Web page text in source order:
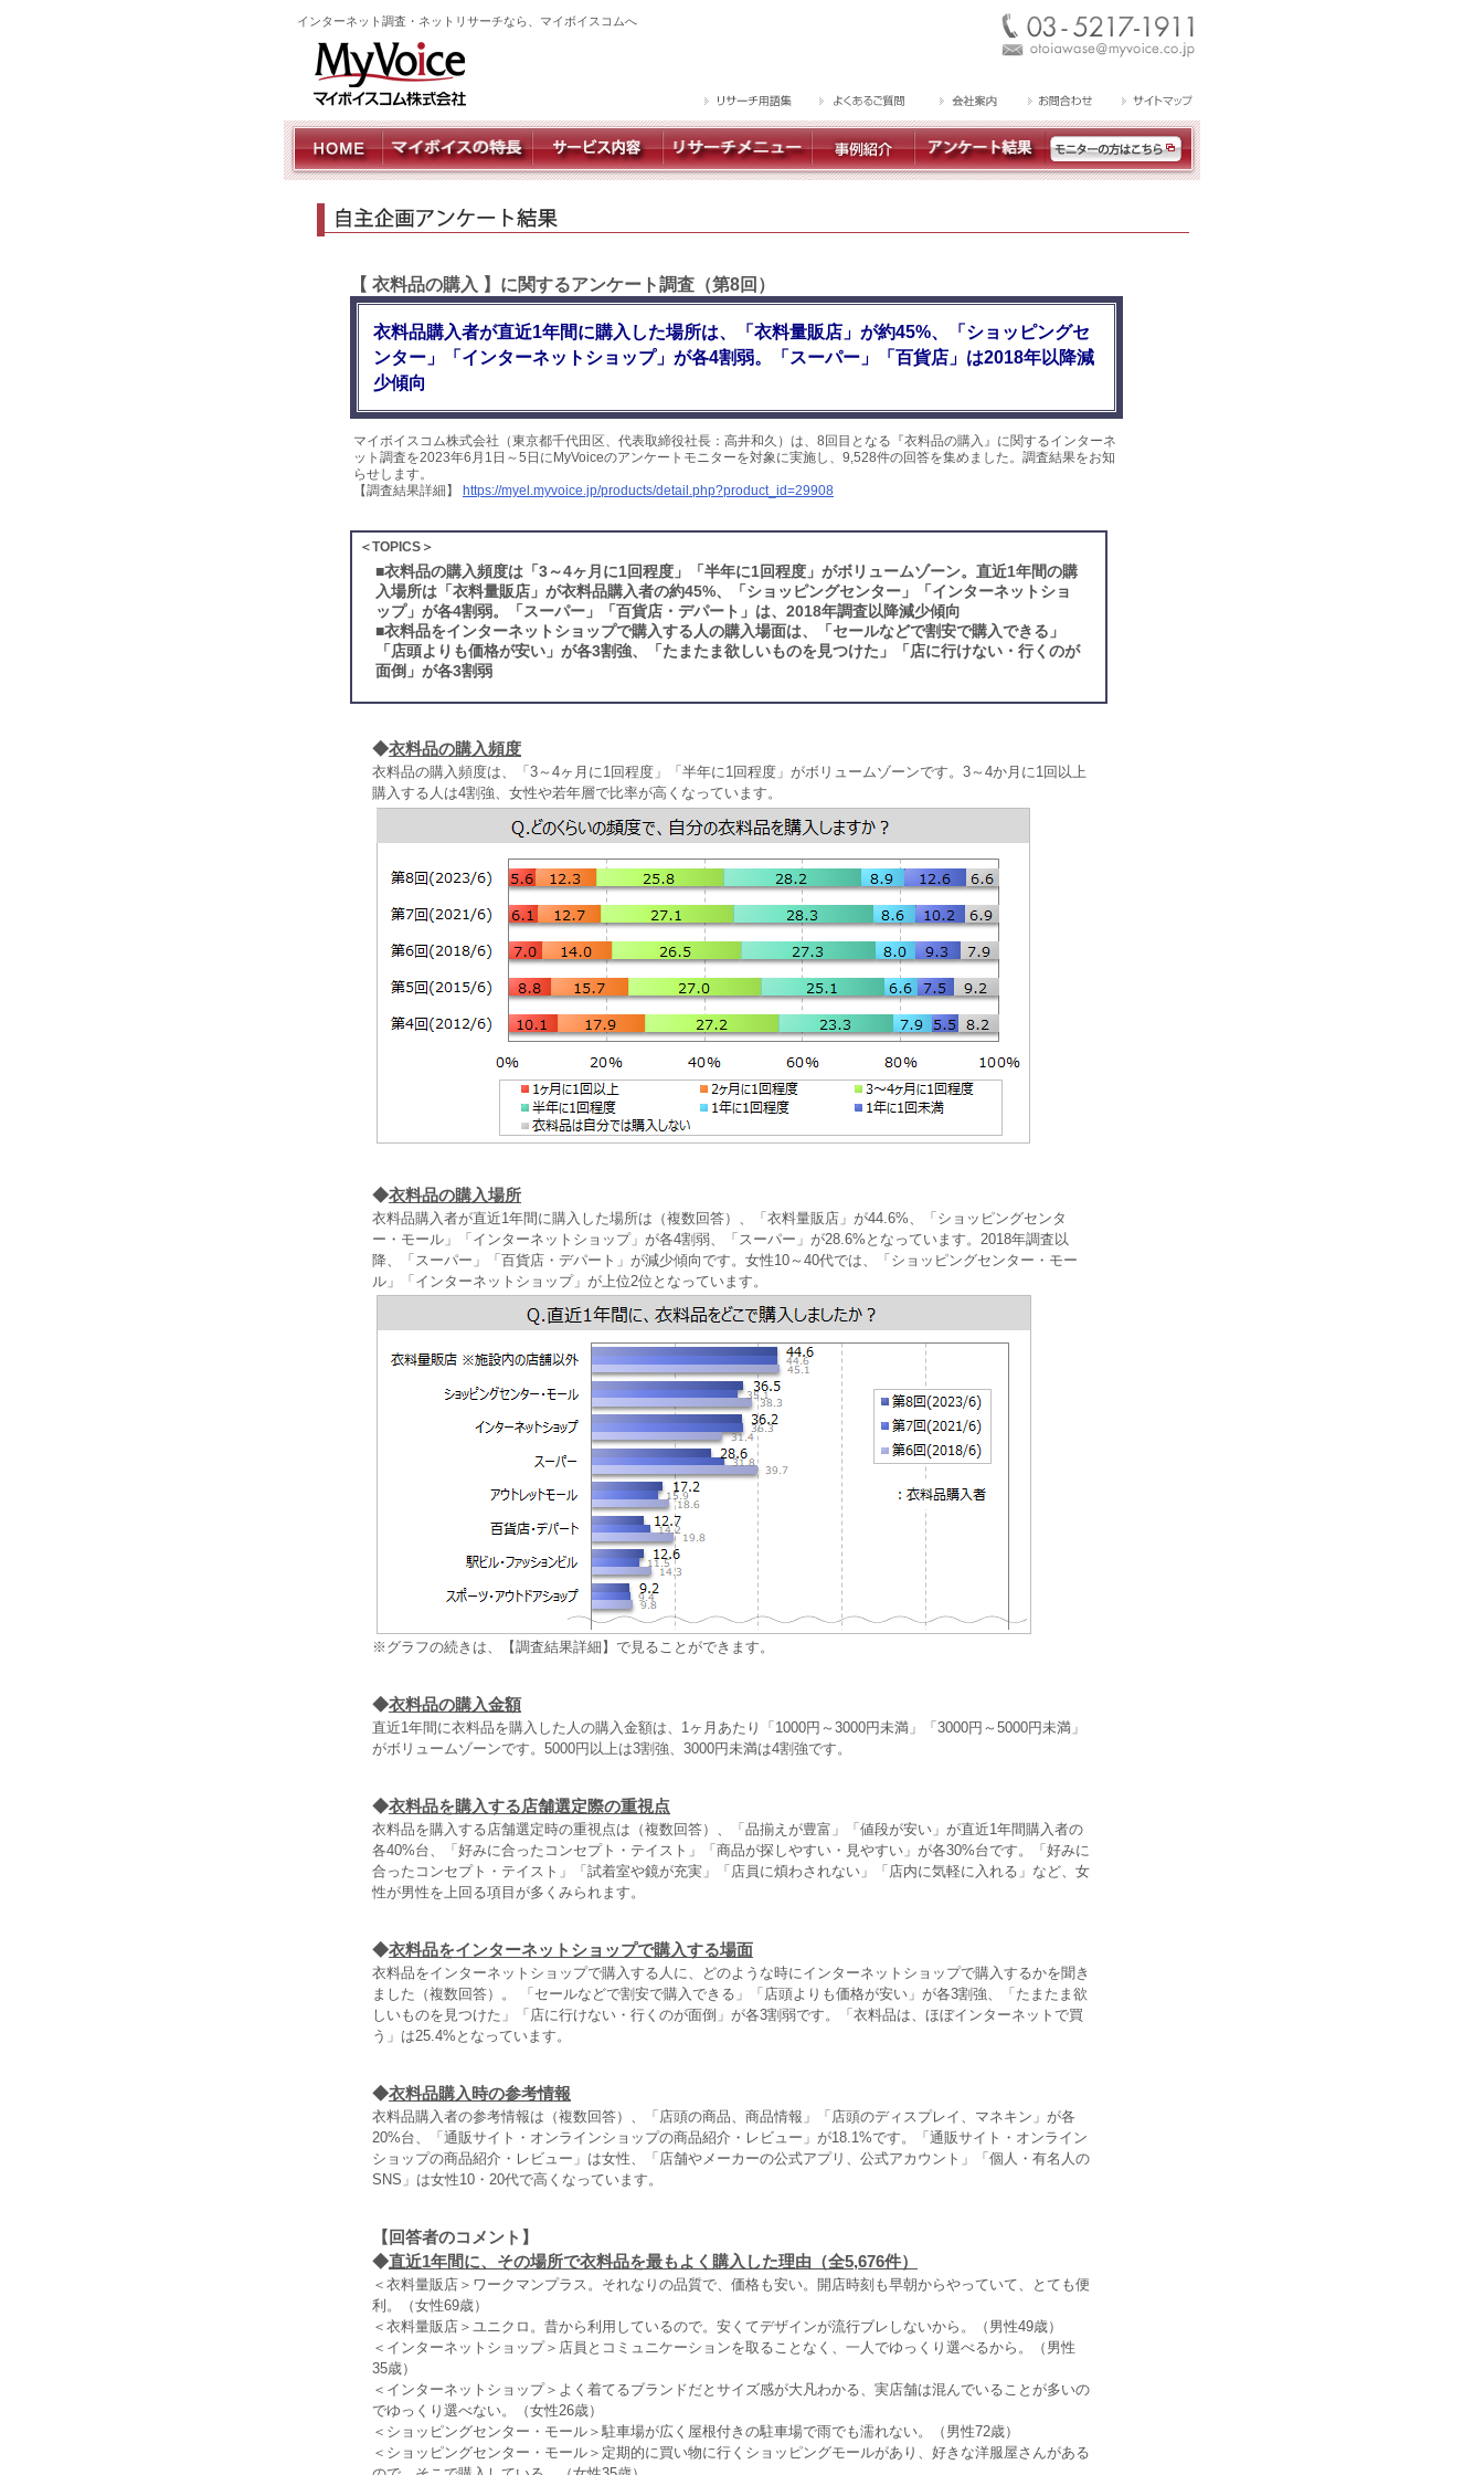
インターネット調査・ネットリサーチなら、マイボイスコムへ
【 衣料品の購入 】に関するアンケート調査（第8回）
衣料品購入者が直近1年間に購入した場所は、「衣料量販店」が約45%、「ショッピングセ
ンター」「インターネットショップ」が各4割弱。「スーパー」「百貨店」は2018年以降減
少傾向
マイボイスコム株式会社（東京都千代田区、代表取締役社長：高井和久）は、8回目となる『衣料品の購入』に関するインターネ
ット調査を2023年6月1日～5日にMyVoiceのアンケートモニターを対象に実施し、9,528件の回答を集めました。調査結果をお知
らせします。
【調査結果詳細】
https://myel.myvoice.jp/products/detail.php?product_id=29908
＜TOPICS＞
■衣料品の購入頻度は「3～4ヶ月に1回程度」「半年に1回程度」がボリュームゾーン。直近1年間の購
入場所は「衣料量販店」が衣料品購入者の約45%、「ショッピングセンター」「インターネットショ
ップ」が各4割弱。「スーパー」「百貨店・デパート」は、2018年調査以降減少傾向
■衣料品をインターネットショップで購入する人の購入場面は、「セールなどで割安で購入できる」
「店頭よりも価格が安い」が各3割強、「たまたま欲しいものを見つけた」「店に行けない・行くのが
面倒」が各3割弱
◆衣料品の購入頻度
衣料品の購入頻度は、「3～4ヶ月に1回程度」「半年に1回程度」がボリュームゾーンです。3～4か月に1回以上
購入する人は4割強、女性や若年層で比率が高くなっています。
◆衣料品の購入場所
衣料品購入者が直近1年間に購入した場所は（複数回答）、「衣料量販店」が44.6%、「ショッピングセンタ
ー・モール」「インターネットショップ」が各4割弱、「スーパー」が28.6%となっています。2018年調査以
降、「スーパー」「百貨店・デパート」が減少傾向です。女性10～40代では、「ショッピングセンター・モー
ル」「インターネットショップ」が上位2位となっています。
※グラフの続きは、【調査結果詳細】で見ることができます。
◆衣料品の購入金額
直近1年間に衣料品を購入した人の購入金額は、1ヶ月あたり「1000円～3000円未満」「3000円～5000円未満」
がボリュームゾーンです。5000円以上は3割強、3000円未満は4割強です。
◆衣料品を購入する店舗選定際の重視点
衣料品を購入する店舗選定時の重視点は（複数回答）、「品揃えが豊富」「値段が安い」が直近1年間購入者の
各40%台、「好みに合ったコンセプト・テイスト」「商品が探しやすい・見やすい」が各30%台です。「好みに
合ったコンセプト・テイスト」「試着室や鏡が充実」「店員に煩わされない」「店内に気軽に入れる」など、女
性が男性を上回る項目が多くみられます。
◆衣料品をインターネットショップで購入する場面
衣料品をインターネットショップで購入する人に、どのような時にインターネットショップで購入するかを聞き
ました（複数回答）。 「セールなどで割安で購入できる」「店頭よりも価格が安い」が各3割強、「たまたま欲
しいものを見つけた」「店に行けない・行くのが面倒」が各3割弱です。「衣料品は、ほぼインターネットで買
う」は25.4%となっています。
◆衣料品購入時の参考情報
衣料品購入者の参考情報は（複数回答）、「店頭の商品、商品情報」「店頭のディスプレイ、マネキン」が各
20%台、「通販サイト・オンラインショップの商品紹介・レビュー」が18.1%です。「通販サイト・オンライン
ショップの商品紹介・レビュー」は女性、「店舗やメーカーの公式アプリ、公式アカウント」「個人・有名人の
SNS」は女性10・20代で高くなっています。
【回答者のコメント】
◆直近1年間に、その場所で衣料品を最もよく購入した理由（全5,676件）
＜衣料量販店＞ワークマンプラス。それなりの品質で、価格も安い。開店時刻も早朝からやっていて、とても便
利。（女性69歳）
＜衣料量販店＞ユニクロ。昔から利用しているので。安くてデザインが流行ブレしないから。（男性49歳）
＜インターネットショップ＞店員とコミュニケーションを取ることなく、一人でゆっくり選べるから。（男性
35歳）
＜インターネットショップ＞よく着てるブランドだとサイズ感が大凡わかる、実店舗は混んでいることが多いの
でゆっくり選べない。（女性26歳）
＜ショッピングセンター・モール＞駐車場が広く屋根付きの駐車場で雨でも濡れない。（男性72歳）
＜ショッピングセンター・モール＞定期的に買い物に行くショッピングモールがあり、好きな洋服屋さんがある